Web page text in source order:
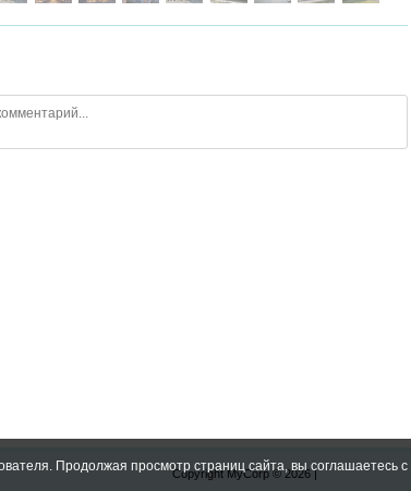
Copyright MyCorp © 2026|
Продолжая просмотр страниц сайта, вы соглашаетесь с